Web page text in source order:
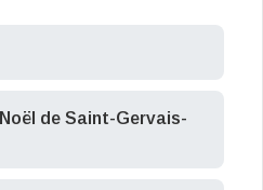
de Saint-Gervais-